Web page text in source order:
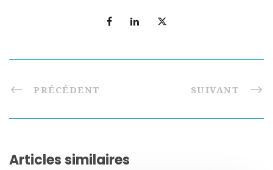
PRÉCÉDENT SUIVANT
Articles similaires